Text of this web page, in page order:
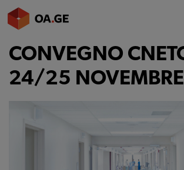
L’ORDINE
AMMINISTRAZIONE TRASPARENTE
ALBO
SEGRETERIA
CONVEGNO
24/25